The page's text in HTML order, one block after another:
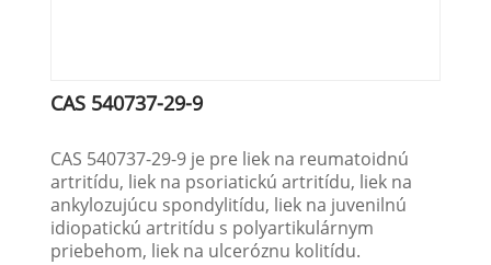
CAS 540737-29-9
CAS 540737-29-9 je pre liek na reumatoidnú
artritídu, liek na psoriatickú artritídu, liek na
ankylozujúcu spondylitídu, liek na juvenilnú
idiopatickú artritídu s polyartikulárnym
priebehom, liek na ulceróznu kolitídu.